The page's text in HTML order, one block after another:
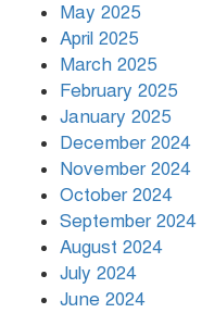
May 2025
April 2025
March 2025
February 2025
January 2025
December 2024
November 2024
October 2024
September 2024
August 2024
July 2024
June 2024